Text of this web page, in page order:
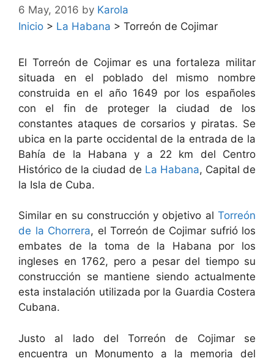
6 May, 2016 by Karola
Inicio > La Habana > Torreón de Cojimar
El Torreón de Cojimar es una fortaleza militar
situada en el poblado del mismo nombre
construida en el año 1649 por los españoles
con el fin de proteger la ciudad de los
constantes ataques de corsarios y piratas. Se
ubica en la parte occidental de la entrada de la
Bahía de la Habana y a 22 km del Centro
Histórico de la ciudad de La Habana, Capital de
la Isla de Cuba.
Similar en su construcción y objetivo al Torreón
de la Chorrera, el Torreón de Cojimar sufrió los
embates de la toma de la Habana por los
ingleses en 1762, pero a pesar del tiempo su
construcción se mantiene siendo actualmente
esta instalación utilizada por la Guardia Costera
Cubana.
Justo al lado del Torreón de Cojimar se
encuentra un Monumento a la memoria del